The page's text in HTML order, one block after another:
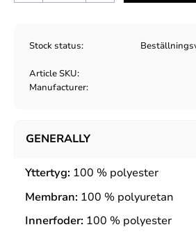
Stock status
Article SKU
Manufacturer
GENERALLY
Yttertyg: 100 % polyester
Membran: 100 % polyuretan
Innerfoder: 100 % polyester